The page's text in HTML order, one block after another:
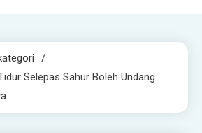
Selepas Sahur Boleh Undang